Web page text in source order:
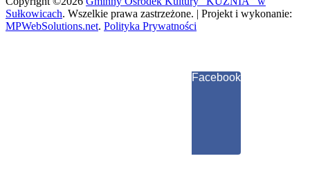
Sułkowicach. Wszelkie prawa zastrzeżone. | Projekt i wykonanie:
MPWebSolutions.net. Polityka Prywatności
Facebook